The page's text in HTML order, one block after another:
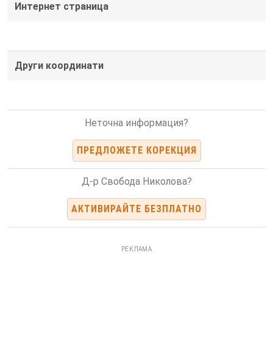
Интернет страница
Други координати
Неточна информация?
ПРЕДЛОЖЕТЕ КОРЕКЦИЯ
Д-р Свобода Николова?
АКТИВИРАЙТЕ БЕЗПЛАТНО
РЕКЛАМА